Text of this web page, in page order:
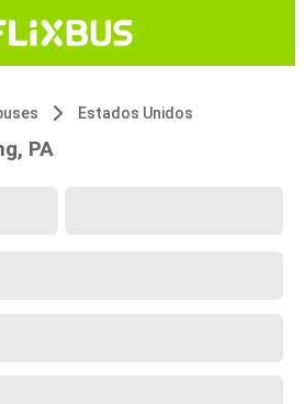
Estados Unidos
PA